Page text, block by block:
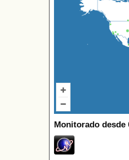
Monitorado desde